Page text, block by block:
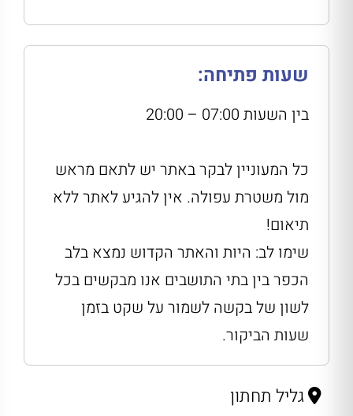
שעות פתיחה:
בין השעות 07:00 – 20:00
כל המעוניין לבקר באתר יש לתאם מראש
מול משטרת עפולה. אין להגיע לאתר ללא
תיאום!
שימו לב: היות והאתר הקדוש נמצא בלב
הכפר בין בתי התושבים אנו מבקשים בכל
לשון של בקשה לשמור על שקט בזמן
שעות הביקור.
גליל תחתון